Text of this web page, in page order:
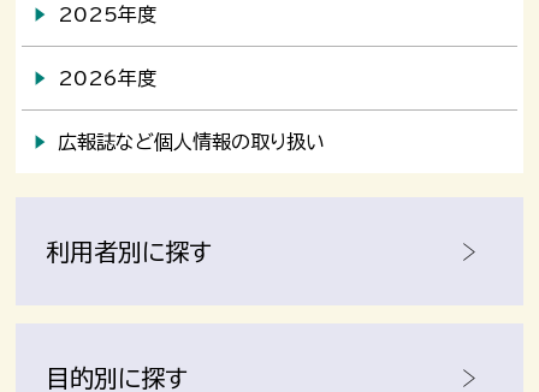
2025年度
2026年度
広報誌など個人情報の取り扱い
利用者別に探す
目的別に探す